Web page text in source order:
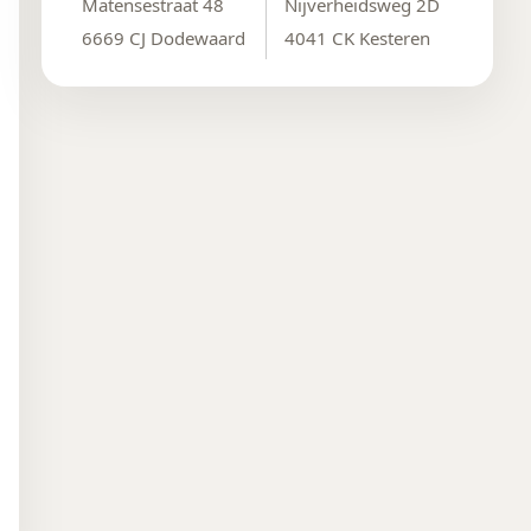
6669 CJ Dodewaard
4041 CK Kesteren